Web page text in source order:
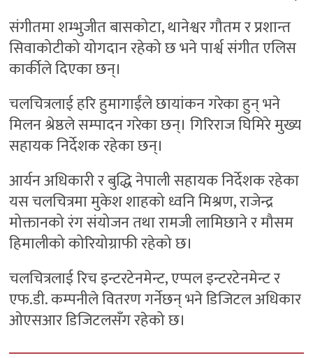
संगीतमा शम्भुजीत बासकोटा, थानेश्वर गौतम र प्रशान्त
सिवाकोटीको योगदान रहेको छ भने पार्श्व संगीत एलिस
कार्कीले दिएका छन्।
चलचित्रलाई हरि हुमागाईंले छायांकन गरेका हुन् भने
मिलन श्रेष्ठले सम्पादन गरेका छन्। गिरिराज घिमिरे मुख्य
सहायक निर्देशक रहेका छन्।
आर्यन अधिकारी र बुद्धि नेपाली सहायक निर्देशक रहेका
यस चलचित्रमा मुकेश शाहको ध्वनि मिश्रण, राजेन्द्र
मोक्तानको रंग संयोजन तथा रामजी लामिछाने र मौसम
हिमालीको कोरियोग्राफी रहेको छ।
चलचित्रलाई रिच इन्टरटेनमेन्ट, एप्पल इन्टरटेनमेन्ट र
एफ.डी. कम्पनीले वितरण गर्नेछन् भने डिजिटल अधिकार
ओएसआर डिजिटलसँग रहेको छ।